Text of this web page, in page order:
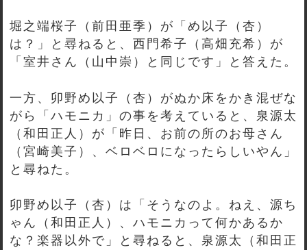
堀之端桜子（前田亜季）が「め以子（杏）
は？」と尋ねると、西門希子（高畑充希）が
「室井さん（山中崇）と同じです」と答えた。
一方、卯野め以子（杏）がぬか床をかき混ぜな
がら「ハモニカ」の事を考えていると、泉源太
（和田正人）が「昨日、お前の所のお母さん
（宮崎美子）、ベロベロになったらしいやん」
と尋ねた。
卯野め以子（杏）は「そうなのよ。ねえ、源ち
ゃん（和田正人）、ハモニカって何かあるか
な？楽器以外で」と尋ねると、泉源太（和田正